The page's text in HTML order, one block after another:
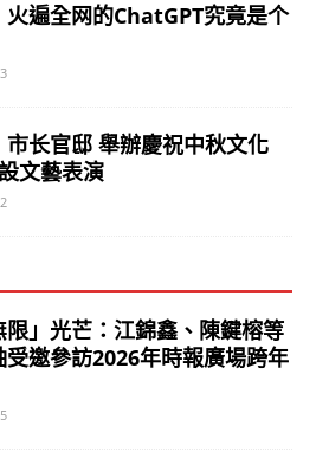
火遍全网的ChatGPT究竟是个
市长官邸 舉辦慶祝中秋文化
文藝表演
限」光芒：江錦鑫、陳鍵榕等
受邀參訪2026年時報廣場跨年